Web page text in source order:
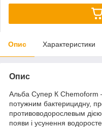
Опис Характеристики
Опис
Альба Супер К Chemoform –
потужним бактерицидну,
противоводорослевым
появи і усунення